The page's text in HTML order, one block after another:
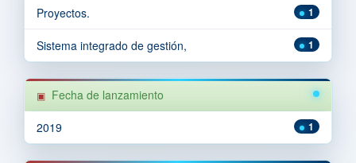
1
Proyectos.
1
Sistema integrado de gestión,
Fecha de lanzamiento
1
2019